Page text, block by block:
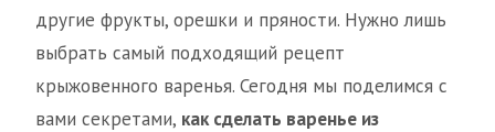
другие фрукты, орешки и пряности. Нужно лишь
выбрать самый подходящий рецепт
крыжовенного варенья. Сегодня мы поделимся с
вами секретами, как сделать варенье из